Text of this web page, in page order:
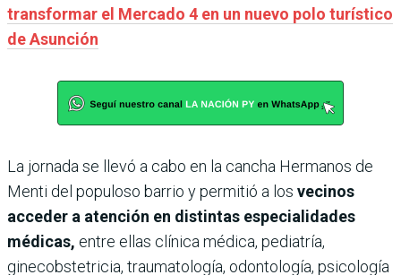
transformar el Mercado 4 en un nuevo polo turístico
de Asunción
La jornada se llevó a cabo en la cancha Hermanos de
Menti del populoso barrio y permitió a los vecinos
acceder a atención en distintas especialidades
médicas, entre ellas clínica médica, pediatría,
ginecobstetricia, traumatología, odontología, psicología